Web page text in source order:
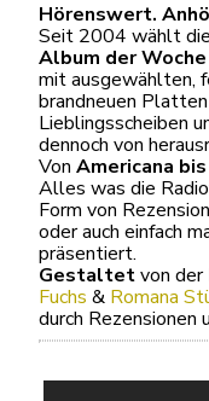
Hörenswert.
Seit 2004 wählt
Album der Woche
mit ausgewählten,
brandneuen
Lieblingsscheiben
dennoch von
Von Americana
Alles was die
Form von
oder auch einfach
präsentiert.
Gestaltetvon
Fuchs & Romana
durch Rezensionen